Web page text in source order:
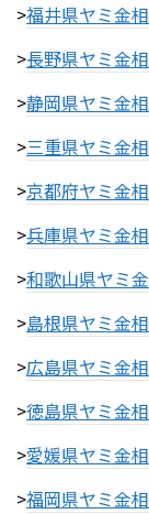
>福井県ヤミ金
>長野県ヤミ金
>静岡県ヤミ金
>三重県ヤミ金
>京都府ヤミ金
>兵庫県ヤミ金
>和歌山県ヤミ
>島根県ヤミ金
>広島県ヤミ金
>徳島県ヤミ金
>愛媛県ヤミ金
>福岡県ヤミ金